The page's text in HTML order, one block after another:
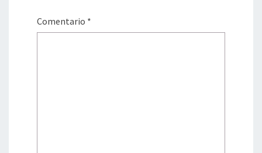
Comentario *